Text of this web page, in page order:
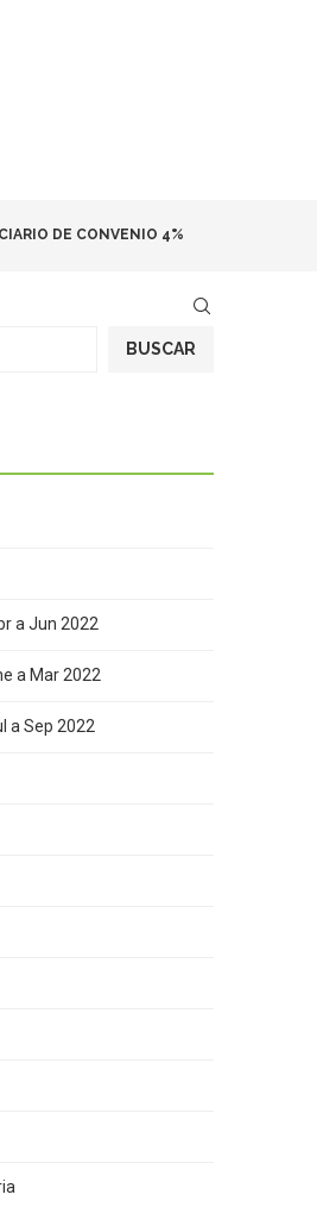
DE CONVENIO 4%
BUSCAR
a Jun 2022
a Mar 2022
a Sep 2022